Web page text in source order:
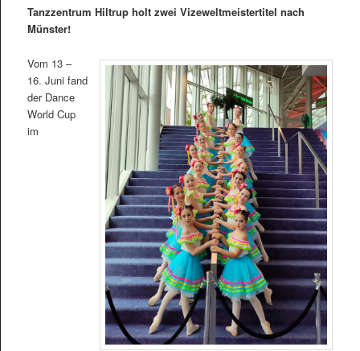
Tanzzentrum Hiltrup holt zwei Vizeweltmeistertitel nach
Münster!
Vom 13 –
16. Juni fand
der Dance
World Cup
im